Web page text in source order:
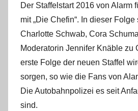
Der Staffelstart 2016 von Alarm
mit „Die Chefin“. In dieser
Charlotte Schwab, Cora
Moderatorin Jennifer Knäble zu
erste Folge der neuen Staffel
sorgen, so wie die Fans von
Die Autobahnpolizei es seit
sind.